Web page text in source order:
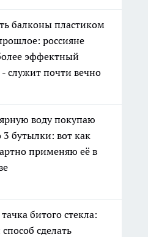
балконы пластиком
россияне
эффектный
- служит почти вечно
воду покупаю
3 бутылки: вот как
применяю её в
битого стекла:
сделать